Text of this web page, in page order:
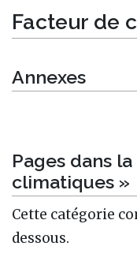
Facteur de
Annexes
Pages dans
climatiques »
Cette catégorie
dessous.